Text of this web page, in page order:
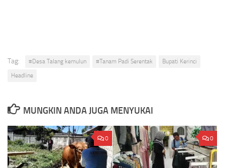
Tag: #Desa Talang kemulun #Tanam Padi Serentak
Bupati Kerinci
Headline
MUNGKIN ANDA JUGA MENYUKAI
0 0